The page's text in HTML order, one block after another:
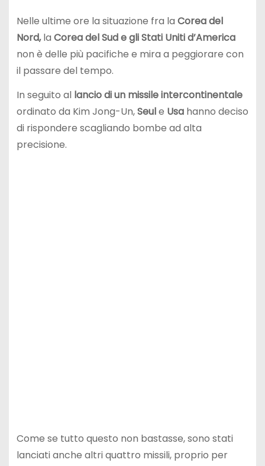
Nelle ultime ore la situazione fra la Corea del
Nord,la Corea del Sud e gli Stati Uniti d’America
non è delle più pacifiche e mira a peggiorare con
il passare del tempo.
In seguito al lancio di un missile intercontinentale
ordinato da Kim Jong-Un,Seule Usahanno deciso
di rispondere scagliando bombe ad alta
precisione.
Come se tutto questo non bastasse, sono stati
lanciati anche altri quattro missili, proprio per